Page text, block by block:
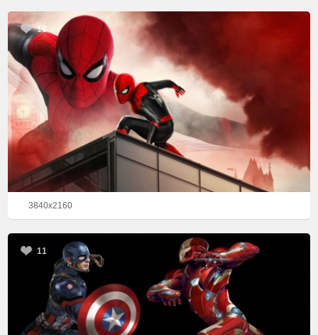
18
3840x2160
11